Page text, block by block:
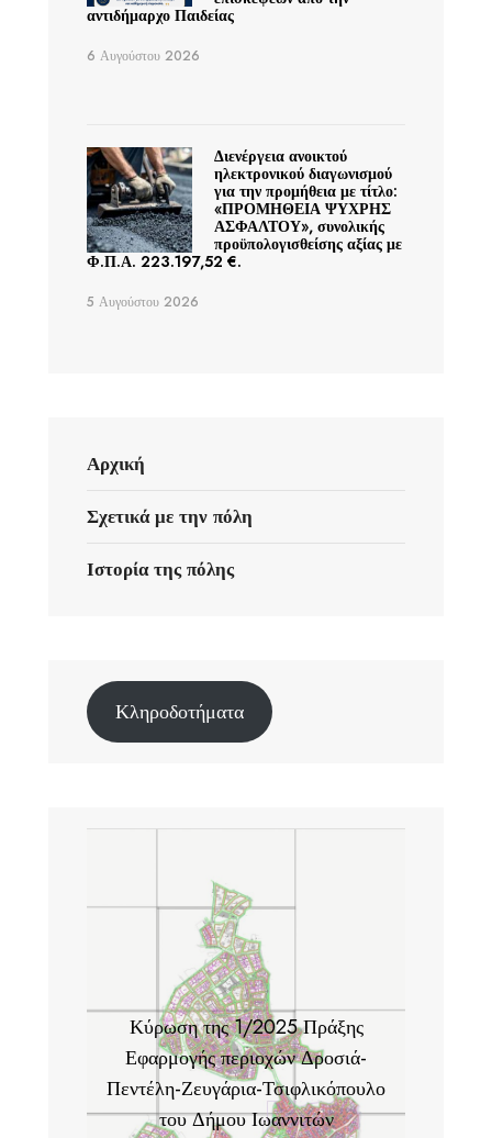
αντιδήμαρχο Παιδείας
6 Αυγούστου 2026
Διενέργεια ανοικτού
ηλεκτρονικού διαγωνισμού
για την προμήθεια με τίτλο:
«ΠΡΟΜΗΘΕΙΑ ΨΥΧΡΗΣ
ΑΣΦΑΛΤΟΥ», συνολικής
προϋπολογισθείσης αξίας με
Φ.Π.Α. 223.197,52 €.
5 Αυγούστου 2026
Αρχική
Σχετικά με την πόλη
Ιστορία της πόλης
Κληροδοτήματα
Κύρωση της 1/2025 Πράξης
Εφαρμογής περιοχών Δροσιά-
Πεντέλη-Ζευγάρια-Τσιφλικόπουλο
του Δήμου Ιωαννιτών